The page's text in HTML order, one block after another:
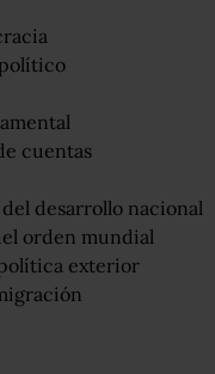
cuentas
desarrollo nacional
orden mundial
exterior